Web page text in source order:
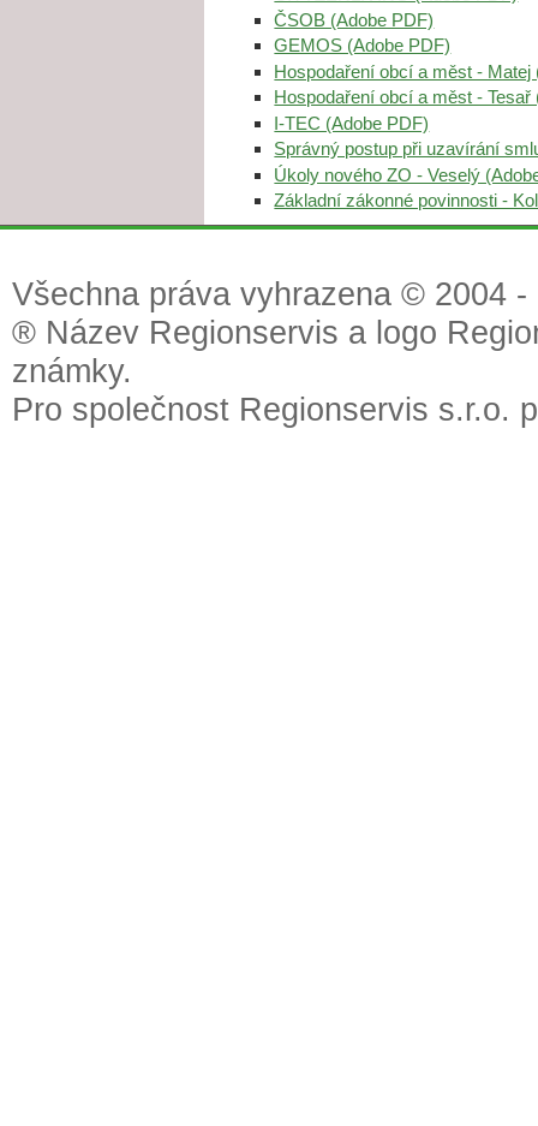
ČSOB (Adobe PDF)
GEMOS (Adobe PDF)
Hospodaření obcí a měst - Matej
Hospodaření obcí a měst - Tesař
I-TEC (Adobe PDF)
Správný postup při uzavírání
Úkoly nového ZO - Veselý
Základní zákonné povinnosti -
Všechna práva vyhrazena © 2004
® Název Regionservis a logo
známky.
Pro společnost Regionservis s.r.o.